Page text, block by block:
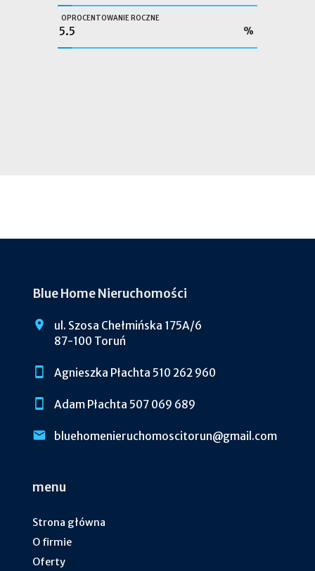
OPROCENTOWANIE ROCZNE
%
Blue Home Nieruchomości
ul. Szosa Chełmińska 175A/6
87-100 Toruń
Agnieszka Płachta 510 262 960
Adam Płachta 507 069 689
bluehomenieruchomoscitorun@gmail.com
menu
Strona główna
O firmie
Oferty